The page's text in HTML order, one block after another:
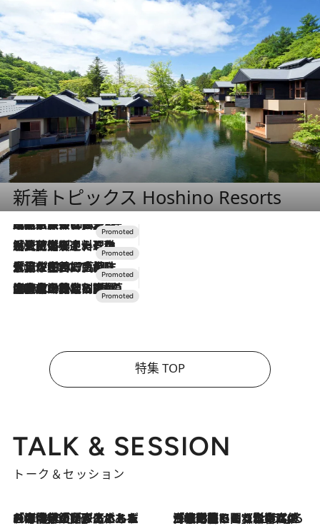
新着トピックス Hoshino Resorts
2026.7.31
【ホテル帰省】という選択肢をOMOが提案。家族とほどよい距離を保つには「昼は実家、夜は気兼ねなくホテルで！」
2026.7.24
【夏限定ディナーコース】旬を迎える稚鮎や花ズッキーニなどをイタリア・トスカーナの郷土料理の手法で満喫！
2026.7.17
「土佐和ハーブかき氷」がOMO7高知に登場！生姜、山椒、大葉など目にも舌にも涼を呼ぶ郷土の味
2026.7.10
NEW OPEN！【界 草津】名湯の地に誕生。趣の異なる2種の温泉と上州ならではの会席・蕎麦割烹など美食を味わう究極の癒やし旅
特集 TOP
TALK & SESSION
トーク＆セッション
2026.8.3
「今後値上げがあるとすれば…」「リスクがあるのは今年の冬」エネルギー専門家が語る、ホルムズ海峡封鎖が家庭にもたらす“ある心配” 2026.8.3
「住宅建てられない…」「サーチャージ料の高値が続いている」ホルムズ海峡封鎖による影響はいつまで続く？《エネルギー専門家に聞く“どうなる日本の暮らし”》